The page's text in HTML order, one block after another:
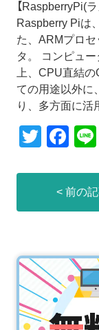
【RaspberryPi(ラ
Raspberry Piは
た、ARMプロ
タ。 コンピュ
上、CPU直結
ての用途以外に
り、多方面に活
T
tt
er
F
c
e
o
k
< 前の